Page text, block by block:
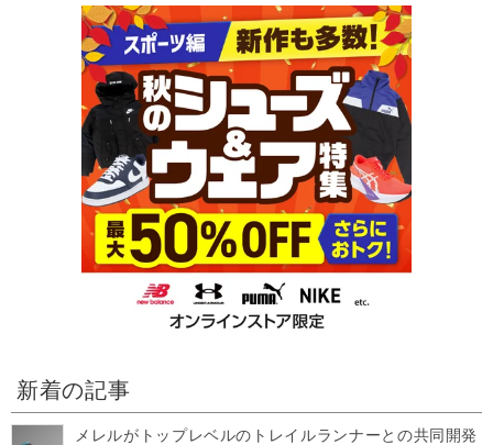
新着の記事
メレルがトップレベルのトレイルランナーとの共同開発